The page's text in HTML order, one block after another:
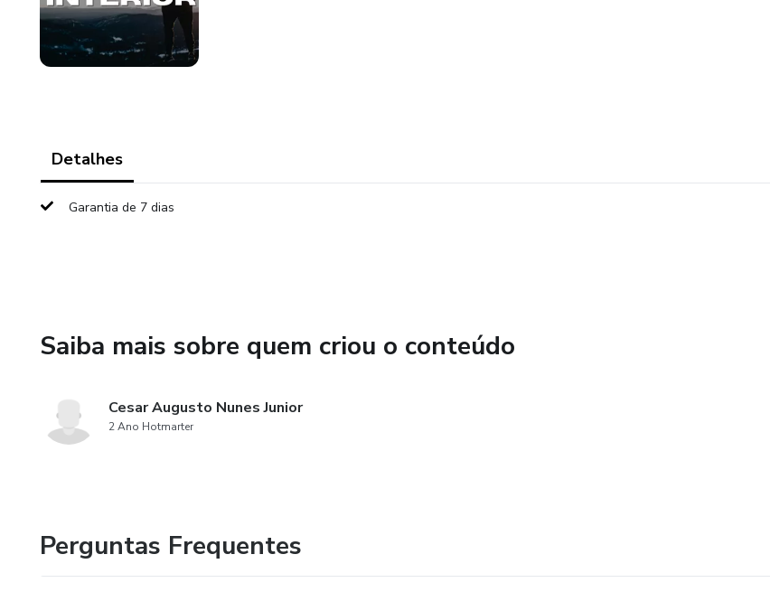
Detalhes
Garantia de 7 dias
Saiba mais sobre quem criou o conteúdo
Cesar Augusto Nunes Junior
2 Ano Hotmarter
Perguntas Frequentes